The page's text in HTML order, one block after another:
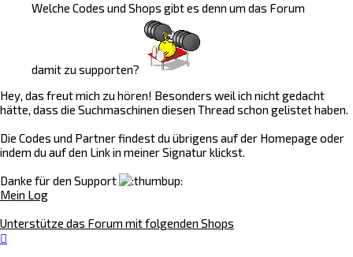
Welche Codes und Shops gibt es denn um das Forum
damit zu supporten?
Hey, das freut mich zu hören! Besonders weil ich nicht gedacht
hätte, dass die Suchmaschinen diesen Thread schon gelistet haben.
Die Codes und Partner findest du übrigens auf der Homepage oder
indem du auf den Link in meiner Signatur klickst.
Danke für den Support
Mein Log
Unterstütze das Forum mit folgenden Shops